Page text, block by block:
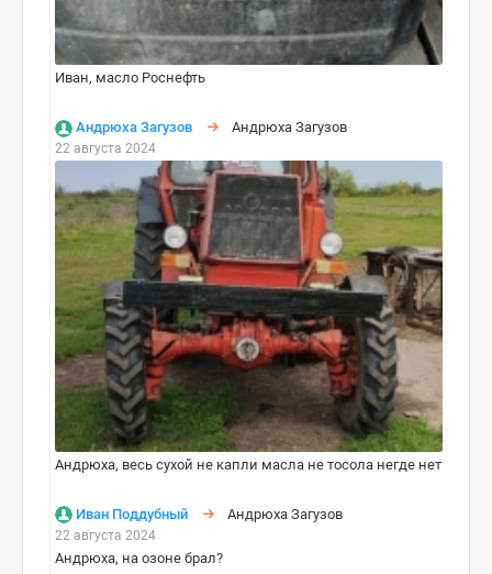
Иван, масло Роснефть
Андрюха Загузов Андрюха Загузов
22 августа 2024
Андрюха, весь сухой не капли масла не тосола негде нет
Иван Поддубный Андрюха Загузов
22 августа 2024
Андрюха, на озоне брал?